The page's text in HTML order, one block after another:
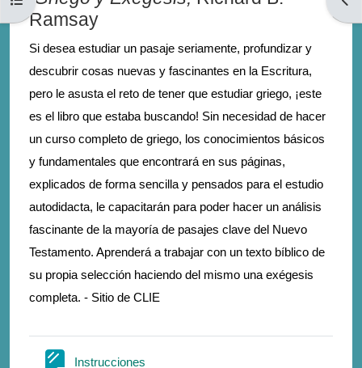
Ramsay
Si desea estudiar un pasaje seriamente, profundizar y
descubrir cosas nuevas y fascinantes en la Escritura,
pero le asusta el reto de tener que estudiar griego, ¡este
es el libro que estaba buscando! Sin necesidad de hacer
un curso completo de griego, los conocimientos básicos
y fundamentales que encontrará en sus páginas,
explicados de forma sencilla y pensados para el estudio
autodidacta, le capacitarán para poder hacer un análisis
fascinante de la mayoría de pasajes clave del Nuevo
Testamento. Aprenderá a trabajar con un texto bíblico de
su propia selección haciendo del mismo una exégesis
completa. - Sitio de CLIE
Instrucciones